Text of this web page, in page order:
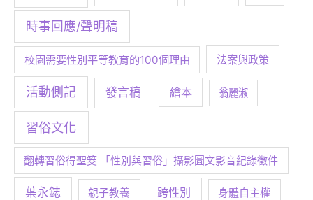
時事回應/聲明稿
校園需要性別平等教育的100個理由 法案與政策
活動側記 發言稿 繪本 翁麗淑
習俗文化
翻轉習俗得聖筊 「性別與習俗」攝影圖文影音紀錄徵件
葉永鋕 親子教養 跨性別 身體自主權